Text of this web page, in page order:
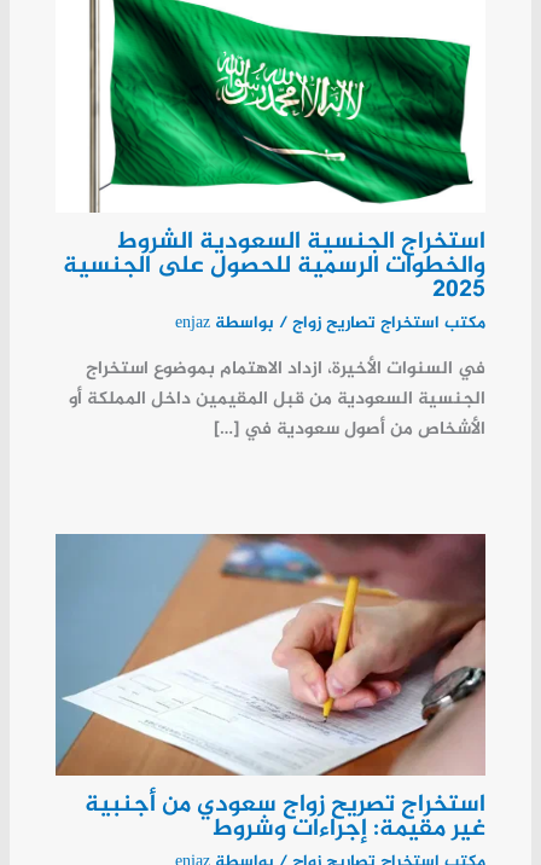
استخراج الجنسية السعودية الشروط
والخطوات الرسمية للحصول على الجنسية
2025
مكتب استخراج تصاريح زواج/ بواسطة enjaz
في السنوات الأخيرة، ازداد الاهتمام بموضوع استخراج
الجنسية السعودية من قبل المقيمين داخل المملكة أو
الأشخاص من أصول سعودية في […]
استخراج تصريح زواج سعودي من أجنبية
غير مقيمة: إجراءات وشروط